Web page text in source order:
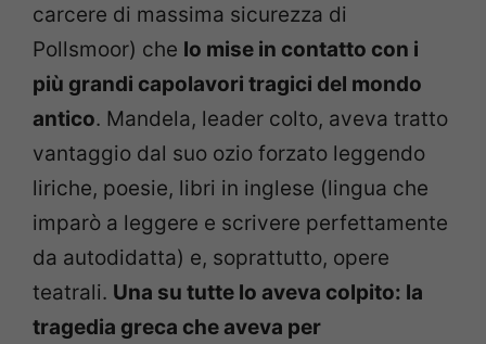
carcere di massima sicurezza di
Pollsmoor) che lo mise in contatto con i
più grandi capolavori tragici del mondo
antico. Mandela, leader colto, aveva tratto
vantaggio dal suo ozio forzato leggendo
liriche, poesie, libri in inglese (lingua che
imparò a leggere e scrivere perfettamente
da autodidatta) e, soprattutto, opere
teatrali. Una su tutte lo aveva colpito: la
tragedia greca che aveva per